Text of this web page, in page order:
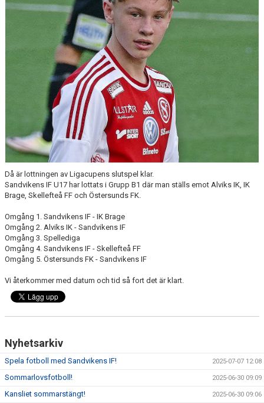
INTRESSEANMÄLAN FÖR SPELARE
INTRESSEANMÄLAN LEDARE
ANMÄLAN TILL CAMPER
Då är lottningen av Ligacupens slutspel klar.
Sandvikens IF U17 har lottats i Grupp B1 där man ställs emot Alviks IK, IK
Brage, Skellefteå FF och Östersunds FK.
Omgång 1. Sandvikens IF - IK Brage
Omgång 2. Alviks IK - Sandvikens IF
Omgång 3. Spellediga
Omgång 4. Sandvikens IF - Skellefteå FF
Omgång 5. Östersunds FK - Sandvikens IF
Vi återkommer med datum och tid så fort det är klart.
Nyhetsarkiv
Spela fotboll med Sandvikens IF! 2025-07-07 12:08
Sommarlovsfotboll! 2025-06-30 09:09
Kansliet sommarstängt! 2025-06-30 09:06